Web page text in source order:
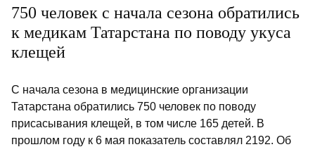
750 человек с начала сезона обратились
к медикам Татарстана по поводу укуса
клещей
С начала сезона в медицинские организации
Татарстана обратились 750 человек по поводу
присасывания клещей, в том числе 165 детей. В
прошлом году к 6 мая показатель составлял 2192. Об